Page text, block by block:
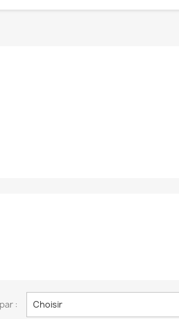
: Choisir